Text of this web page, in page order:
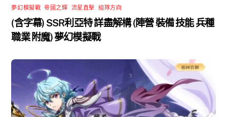
夢幻模擬戰 ,帝國之輝 流星直擊 ,組隊方向
(含字幕) SSR利亞特 詳盡解構 (陣營 裝備 技能 兵種
職業 附魔) 夢幻模擬戰